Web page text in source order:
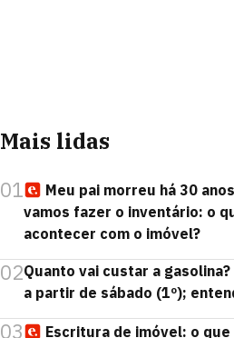
Mais lidas
01
Meu pai morreu há 30
vamos fazer o inventário: o
acontecer com o imóvel?
02Quanto vai custar a
a partir de sábado (1º);
03
Escritura de imóvel: o que